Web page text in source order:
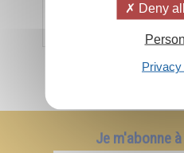
Je m'abonne
Deny